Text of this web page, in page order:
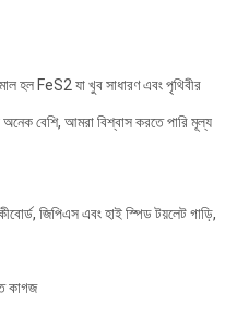
হল FeS2 যা খুব সাধারণ এবং পৃথিবীর
অনেক বেশি, আমরা বিশ্বাস করতে পারি মূল্য
জিপিএস এবং হাই স্পিড টয়লেট গাড়ি,
কাগজ